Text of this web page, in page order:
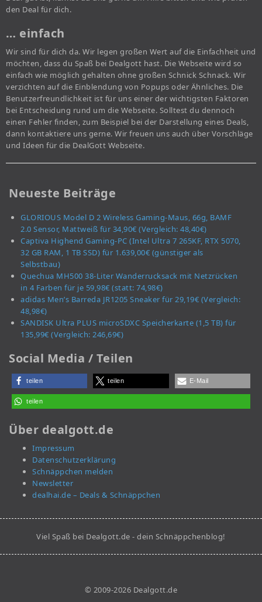
den Deal für dich.
… einfach
Wir sind für dich da. Wir legen großen Wert auf die Einfachheit und
möchten, dass du Spaß bei Dealgott hast. Die Webseite wird so
einfach wie möglich gehalten ohne großen Schnick Schnack. Wir
verzichten auf die Einblendung von Popups oder Ähnliches. Die
Benutzerfreundlichkeit ist für uns einer der wichtigsten Faktoren
bei Entscheidung rund um die Webseite. Solltest du dennoch
einen Fehler finden, zum Beispiel bei der Darstellung eines Deals,
dann kontaktiere uns gerne. Wir freuen uns auch über Vorschläge
und Ideen für die DealGott Webseite.
Neueste Beiträge
GLORIOUS Model D 2 Wireless Gaming-Maus, 66g, BAMF
2.0 Sensor, Mattweiß für 34,90€ (Vergleich: 48,40€)
Captiva Highend Gaming-PC (Intel Ultra 7 265KF, RTX 5070,
32 GB RAM, 1 TB SSD) für 1.639,00€ (günstiger als
Selbstbau)
Quechua MH500 38-Liter Wanderrucksack mit Netzrücken
in 4 Farben für je 59,98€ (statt: 74,98€)
adidas Men’s Barreda JR1205 Sneaker für 29,19€ (Vergleich:
48,98€)
SANDISK Ultra PLUS microSDXC Speicherkarte (1,5 TB) für
135,99€ (Vergleich: 246,69€)
Social Media / Teilen
teilen teilen E-Mail
teilen
Über dealgott.de
Impressum
Datenschutzerklärung
Schnäppchen melden
Newsletter
dealhai.de – Deals & Schnäppchen
Viel Spaß bei Dealgott.de - dein Schnäppchenblog!
© 2009-2026 Dealgott.de